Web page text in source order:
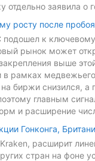
заявила о
росту после
подошел к
рынок может
выше
в рамках
биржи снизился,
главным
и расширение
Гонконга,
расширит
стран на фоне